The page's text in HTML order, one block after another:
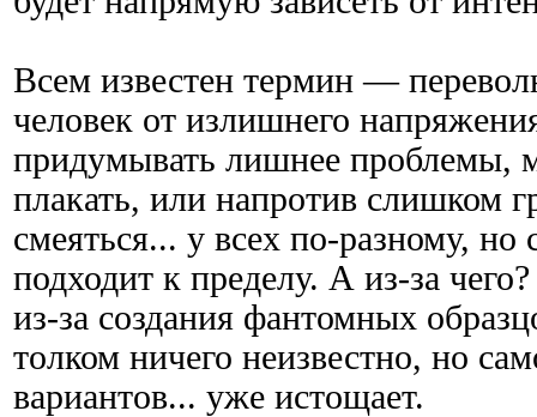
Всем известен термин —
человек от излишнего
придумывать лишнее проблемы,
плакать, или напротив слишком
смеяться... у всех по-разному,
подходит к пределу. А из-за
из-за создания фантомных
толком ничего неизвестно, но
вариантов... уже истощает.